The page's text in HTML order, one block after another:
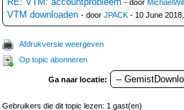
- door
VTM downloaden - door JPACK - 10 June
Afdrukversie weergeven
Op topic abonneren
Ga naar locatie:
Gebruikers die dit topic lezen: 1 gast(en)